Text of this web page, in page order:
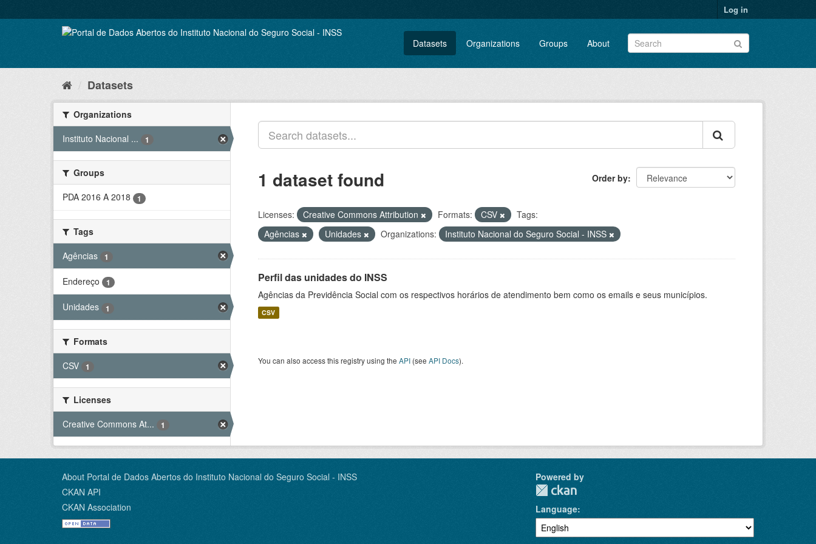
to
Log in
Datasets Organizations Groups About
Datasets
Organizations
Instituto Nacional ...
1
Groups
PDA 2016 A 2018
1
Tags
Agências
1
Endereço 1
Unidades 1
Formats
CSV
1
Licenses
Creative Commons At...
1
Order by
1 dataset found
Licenses: Creative Commons Attribution Formats: CSV
Tags:
Agências
Unidades Organizations: Instituto Nacional do Seguro Social - INSS
Perfil das unidades do INSS
Agências da Previdência Social com os respectivos horários de atendimento bem como os emails e seus municípios.
CSV
You can also access this registry using the API (see API Docs).
About Portal de Dados Abertos do Instituto Nacional do Seguro Social - INSS
CKAN API
CKAN Association
Powered by
Language